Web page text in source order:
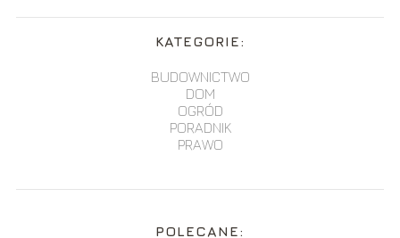
KATEGORIE:
BUDOWNICTWO
DOM
OGRÓD
PORADNIK
PRAWO
POLECANE: